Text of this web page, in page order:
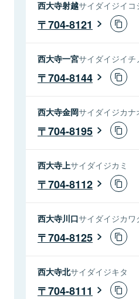
西大寺射越サイダイジイコ
704-8121
西大寺一宮サイダイジイチ
704-8144
西大寺金岡サイダイジカナ
704-8195
西大寺上サイダイジカミ
704-8112
西大寺川口サイダイジカワ
704-8125
西大寺北サイダイジキタ
704-8111